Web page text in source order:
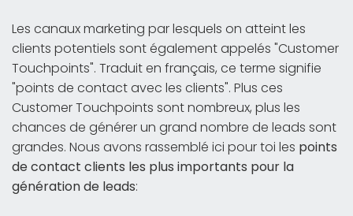
Les canaux marketing par lesquels on atteint les
clients potentiels sont également appelés "Customer
Touchpoints". Traduit en français, ce terme signifie
"points de contact avec les clients". Plus ces
Customer Touchpoints sont nombreux, plus les
chances de générer un grand nombre de leads sont
grandes. Nous avons rassemblé ici pour toi les points
de contact clients les plus importants pour la
génération de leads: